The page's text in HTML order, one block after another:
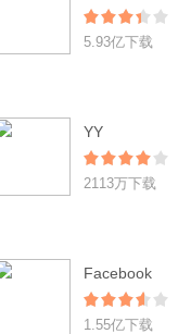
5.93亿下载
YY
2113万下载
Facebook
1.55亿下载